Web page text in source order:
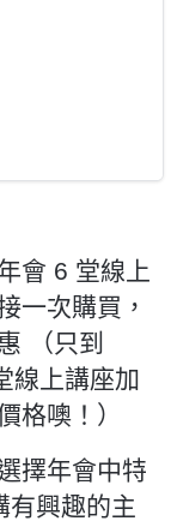
會 6 堂線上
一次購買，
（只到
線上講座加
格噢！）
擇年會中特
有興趣的主